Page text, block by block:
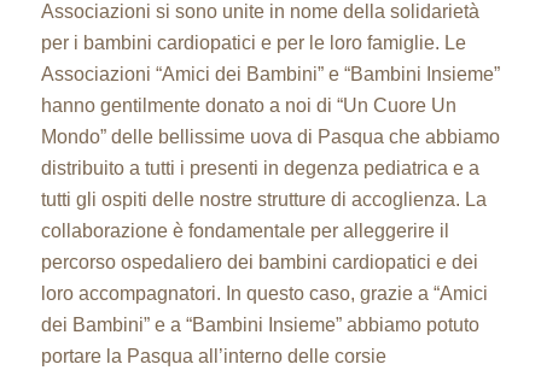
Associazioni si sono unite in nome della solidarietà
per i bambini cardiopatici e per le loro famiglie. Le
Associazioni “Amici dei Bambini” e “Bambini Insieme”
hanno gentilmente donato a noi di “Un Cuore Un
Mondo” delle bellissime uova di Pasqua che abbiamo
distribuito a tutti i presenti in degenza pediatrica e a
tutti gli ospiti delle nostre strutture di accoglienza. La
collaborazione è fondamentale per alleggerire il
percorso ospedaliero dei bambini cardiopatici e dei
loro accompagnatori. In questo caso, grazie a “Amici
dei Bambini” e a “Bambini Insieme” abbiamo potuto
portare la Pasqua all’interno delle corsie